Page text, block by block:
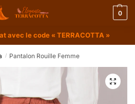
0
avec le code « TERRACOTTA »
/ Pantalon Rouille Femme